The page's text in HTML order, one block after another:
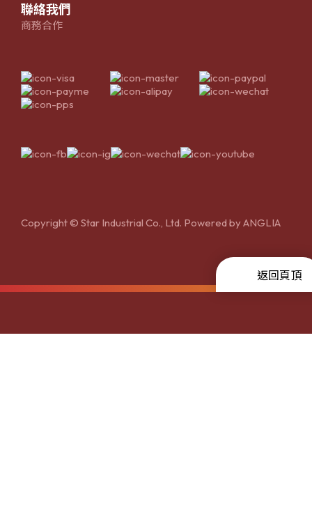
聯絡我們
商務合作
Copyright © Star Industrial Co., Ltd. Powered byANGLIA
返回頁頂